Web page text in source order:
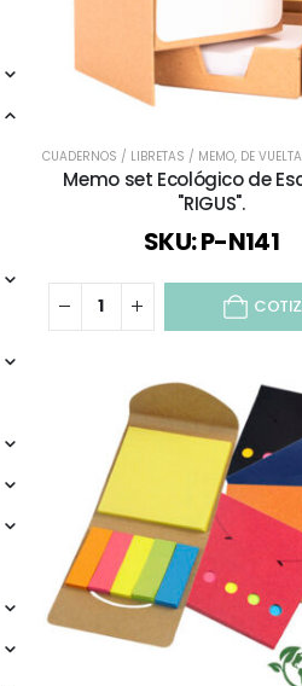
CUADERNOS / LIBRETAS / MEMO, DE
Memo set Ecológico de
"RIGUS".
SKU: P-N141